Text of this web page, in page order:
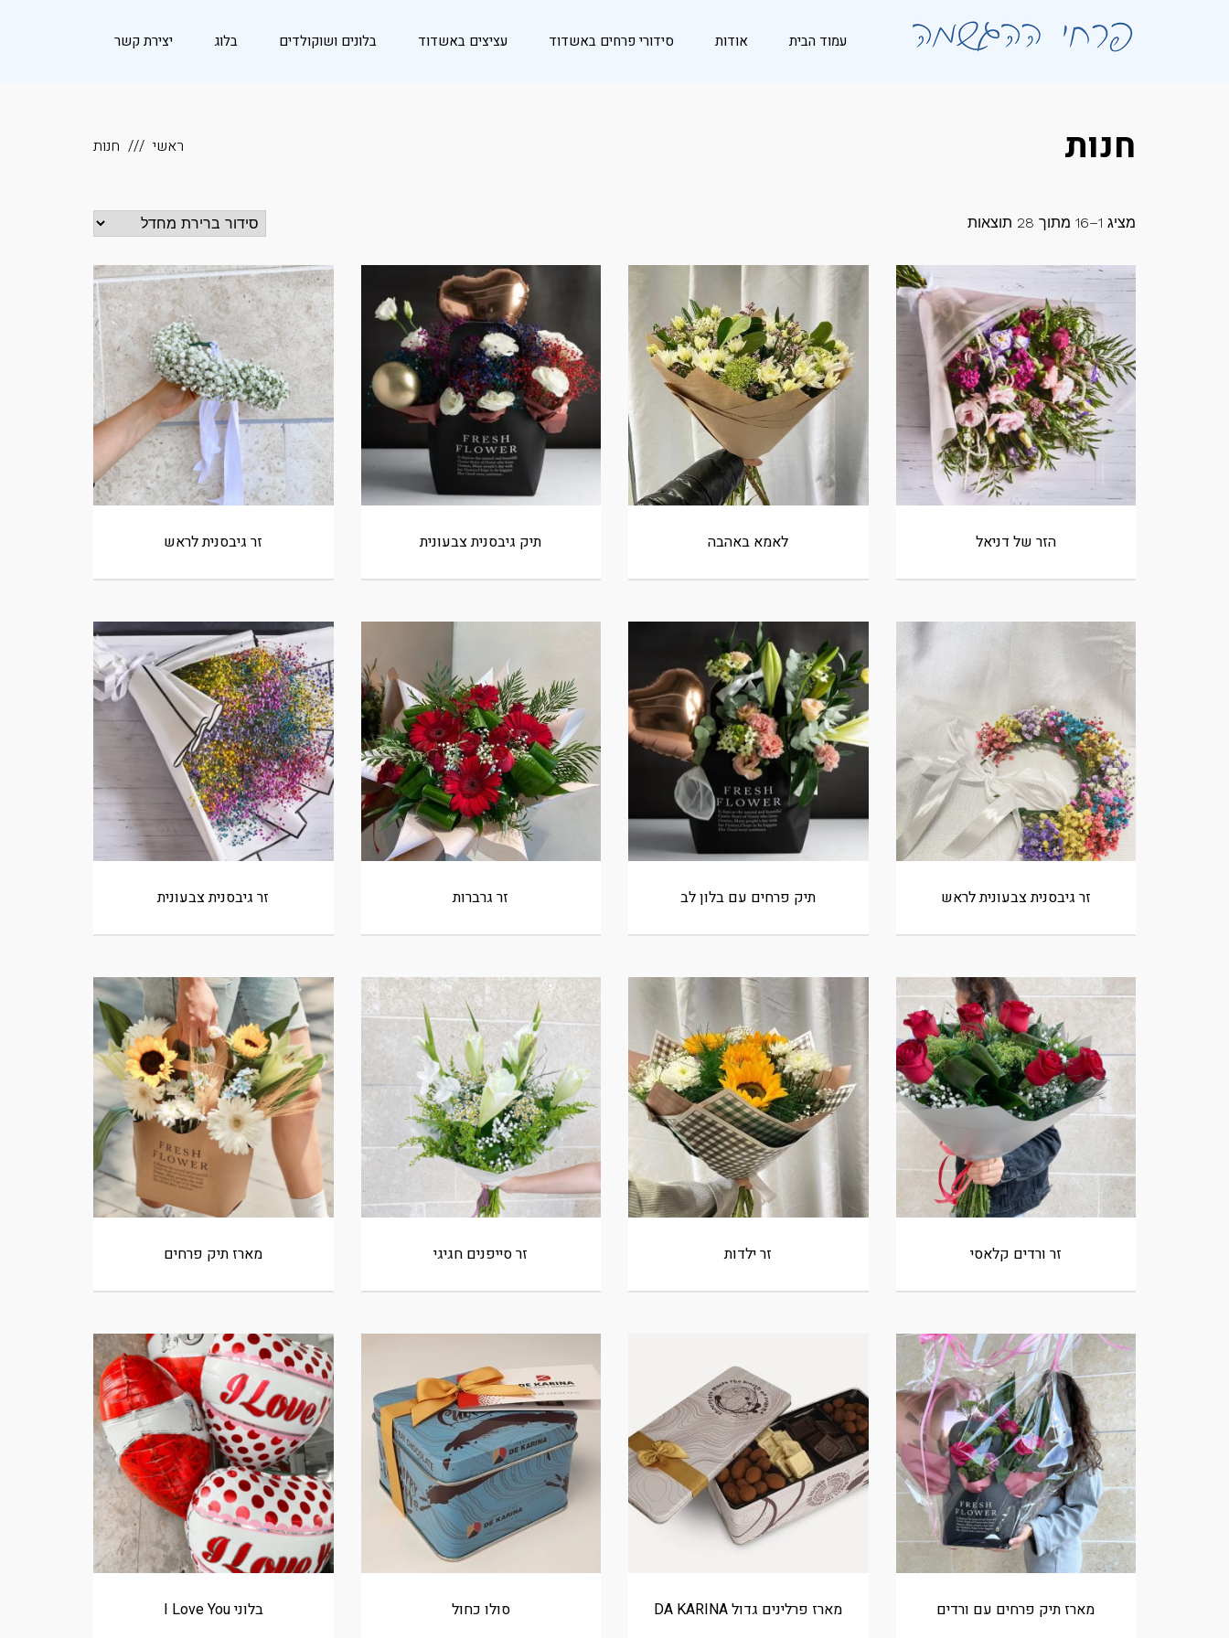
עמוד הבית אודות סידורי פרחים באשדוד עציצים באשדוד בלונים ושוקולדים בלוג יצירת קשר
חנות ראשי חנות
מציג 1–16 מתוך 28 תוצאות
הזר של דניאל לאמא באהבה תיק גיבסנית צבעונית זר גיבסנית לראש
זר גיבסנית צבעונית לראש תיק פרחים עם בלון לב זר גרברות זר גיבסנית צבעונית
זר ורדים קלאסי זר ילדות זר סייפנים חגיגי מארז תיק פרחים
מארז תיק פרחים עם ורדים מארז פרלינים גדול DA KARINA סולו כחול בלוני I Love You